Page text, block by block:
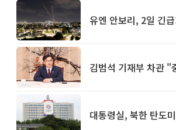
유엔 안보리, 2일 긴
김범석 기재부 차관 "
대통령실, 북한 탄도